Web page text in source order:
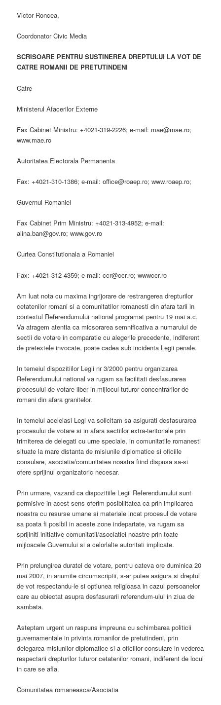
Victor Roncea,
Coordonator Civic Media
SCRISOARE PENTRU SUSTINEREA DREPTULUI LA VOT DE
CATRE ROMANII DE PRETUTINDENI
Catre
Ministerul Afacerilor Externe
Fax Cabinet Ministru: +4021-319-2226; e-mail: mae@mae.ro;
www.mae.ro
Autoritatea Electorala Permanenta
Fax: +4021-310-1386; e-mail: office@roaep.ro; www.roaep.ro;
Guvernul Romaniei
Fax Cabinet Prim Ministru: +4021-313-4952; e-mail:
alina.ban@gov.ro; www.gov.ro
Curtea Constitutionala a Romaniei
Fax: +4021-312-4359; e-mail: ccr@ccr.ro; wwwccr.ro
Am luat nota cu maxima ingrijorare de restrangerea drepturilor
cetatenilor romani si a comunitatilor romanesti din afara tarii in
contextul Referendumului national programat pentru 19 mai a.c.
Va atragem atentia ca micsorarea semnificativa a numarului de
sectii de votare in comparatie cu alegerile precedente, indiferent
de pretextele invocate, poate cadea sub incidenta Legii penale.
In temeiul dispozitiilor Legii nr 3/2000 pentru organizarea
Referendumului national va rugam sa facilitati desfasurarea
procesului de votare liber in mijlocul tuturor concentrarilor de
romani din afara granitelor.
In temeiul aceleiasi Legi va solicitam sa asigurati desfasurarea
procesului de votare si in afara sectiilor extra-teritoriale prin
trimiterea de delegati cu urne speciale, in comunitatile romanesti
situate la mare distanta de misiunile diplomatice si oficiile
consulare, asociatia/comunitatea noastra fiind dispusa sa-si
ofere sprijinul organizatoric necesar.
Prin urmare, vazand ca dispozitiile Legii Referendumului sunt
permisive in acest sens oferim posibilitatea ca prin implicarea
noastra cu resurse umane si materiale incat procesul de votare
sa poata fi posibil in aceste zone indepartate, va rugam sa
sprijiniti initiative comunitatii/asociatiei noastre prin toate
mijloacele Guvernului si a celorlalte autoritati implicate.
Prin prelungirea duratei de votare, pentru cateva ore duminica 20
mai 2007, in anumite circumscriptii, s-ar putea asigura si dreptul
de vot respectandu-le si optiunea religioasa in cazul persoanelor
care au obiectat asupra desfasurarii referendum-ului in ziua de
sambata.
Asteptam urgent un raspuns impreuna cu schimbarea politicii
guvernamentale in privinta romanilor de pretutindeni, prin
delegarea misiunilor diplomatice si a oficiilor consulare in vederea
respectarii drepturilor tuturor cetatenilor romani, indiferent de locul
in care se afla.
Comunitatea romaneasca/Asociatia